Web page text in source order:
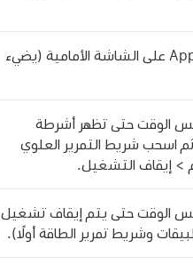
اضغط مطولًا على الزر العلوي حتى يظهر شعار Apple على الشاشة الأمامية (يضيء
نفس الوقت حتى تظهر أشرطة
ثم اسحب شريط التمرير العلوي
> إيقاف التشغيل.
نفس الوقت حتى يتم إيقاف تشغيل